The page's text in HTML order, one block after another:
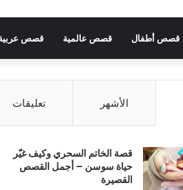
قصص أطفال قصص عالمية قصص
الأشهر تعليقات
قصة الخاتم السحري وكيف غيّر
حياة سوسن – أجمل القصص
القصيرة